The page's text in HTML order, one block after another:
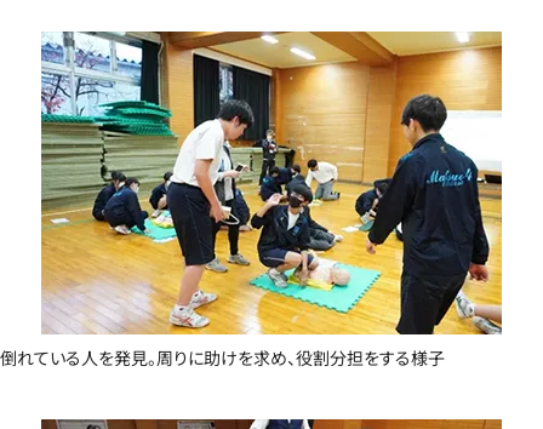
倒れている人を発見。周りに助けを求め、役割分担をする様子